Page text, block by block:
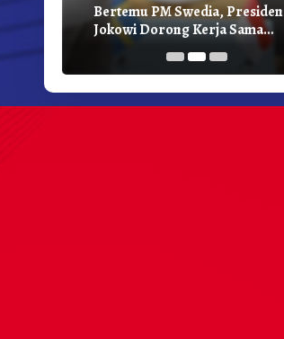
Bertemu PM Swedia, Presiden
Jokowi Dorong Kerja Sama
Pembangunan Hijau